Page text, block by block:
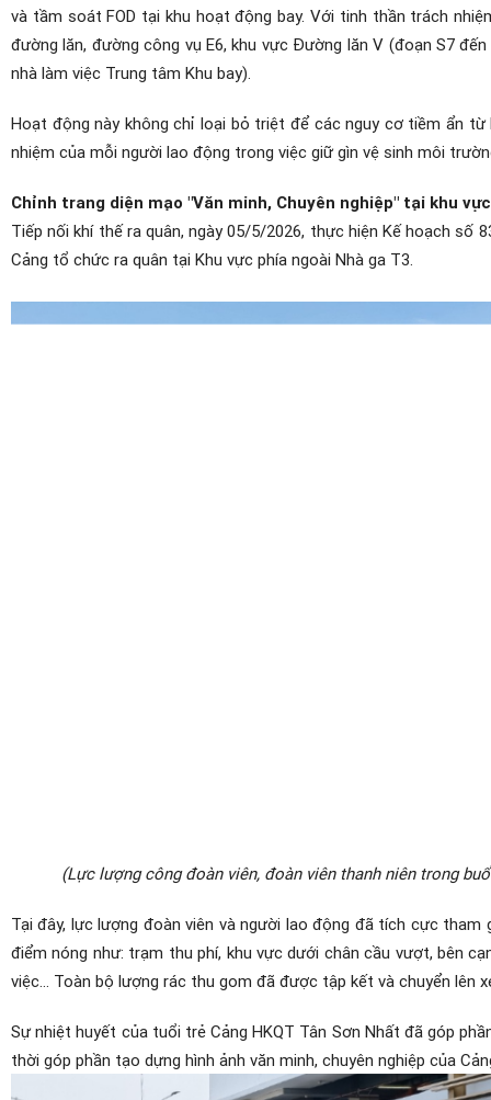
và tầm soát FOD tại khu hoạt động bay. Với tinh thần trách
đường lăn, đường công vụ E6, khu vực Đường lăn V (đoạn S7
nhà làm việc Trung tâm Khu bay).
Hoạt động này không chỉ loại bỏ triệt để các nguy cơ tiềm ẩn
nhiệm của mỗi người lao động trong việc giữ gìn vệ sinh môi
Chỉnh trang diện mạo "Văn minh, Chuyên nghiệp" tại khu
Tiếp nối khí thế ra quân, ngày 05/5/2026, thực hiện Kế hoạch
Cảng tổ chức ra quân tại Khu vực phía ngoài Nhà ga T3.
(Lực lượng công đoàn viên, đoàn viên thanh niên trong
Tại đây, lực lượng đoàn viên và người lao động đã tích cực tham
điểm nóng như: trạm thu phí, khu vực dưới chân cầu vượt, bên
việc... Toàn bộ lượng rác thu gom đã được tập kết và chuyển lên
Sự nhiệt huyết của tuổi trẻ Cảng HKQT Tân Sơn Nhất đã góp
thời góp phần tạo dựng hình ảnh văn minh, chuyên nghiệp của